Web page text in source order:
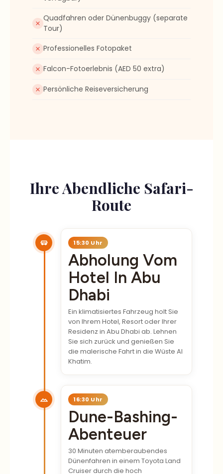
Quadfahren oder Dünenbuggy (separate
Tour)
Route
15:30 Uhr
Abholung Vom
Hotel In Abu
Dhabi
Ein klimatisiertes Fahrzeug holt Sie
von Ihrem Hotel, Resort oder Ihrer
Residenz in Abu Dhabi ab. Lehnen
Sie sich zurück und genießen Sie
die malerische Fahrt in die Wüste Al
Khatim.
16:30 Uhr
Dune-Bashing-
Abenteuer
30 Minuten atemberaubendes
Dünenfahren in einem Toyota Land
Cruiser durch die hoch
aufragenden Sanddünen von Abu